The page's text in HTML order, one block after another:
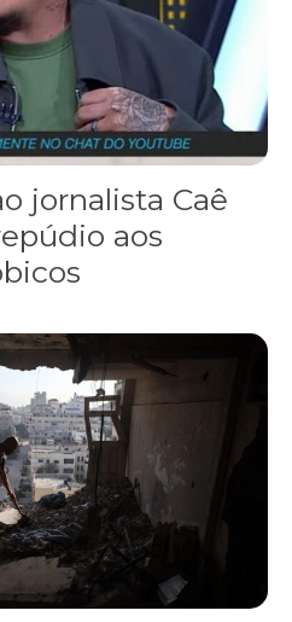
jornalista Caê
aos
o Conselho da Paz